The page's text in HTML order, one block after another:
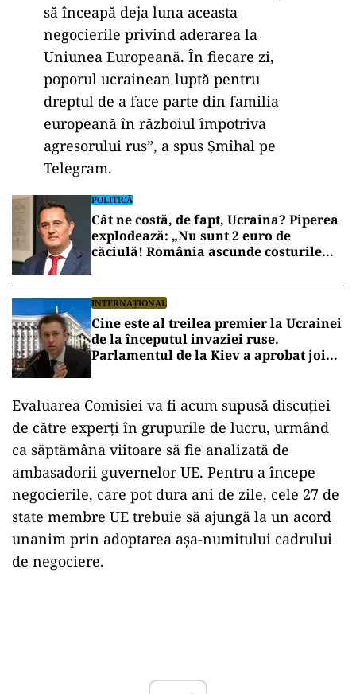
să înceapă deja luna aceasta
negocierile privind aderarea la
Uniunea Europeană. În fiecare zi,
poporul ucrainean luptă pentru
dreptul de a face parte din familia
europeană în războiul împotriva
agresorului rus”, a spus Șmîhal pe
Telegram.
POLITICĂ
Cât ne costă, de fapt, Ucraina? Piperea
explodează: „Nu sunt 2 euro de
căciulă! România ascunde costurile
INTERNAȚIONAL
Cine este al treilea premier la Ucrainei
de la începutul invaziei ruse.
Parlamentul de la Kiev a aprobat joi
Evaluarea Comisiei va fi acum supusă discuției
de către experți în grupurile de lucru, urmând
ca săptămâna viitoare să fie analizată de
ambasadorii guvernelor UE. Pentru a începe
negocierile, care pot dura ani de zile, cele 27 de
state membre UE trebuie să ajungă la un acord
unanim prin adoptarea așa-numitului cadrului
de negociere.